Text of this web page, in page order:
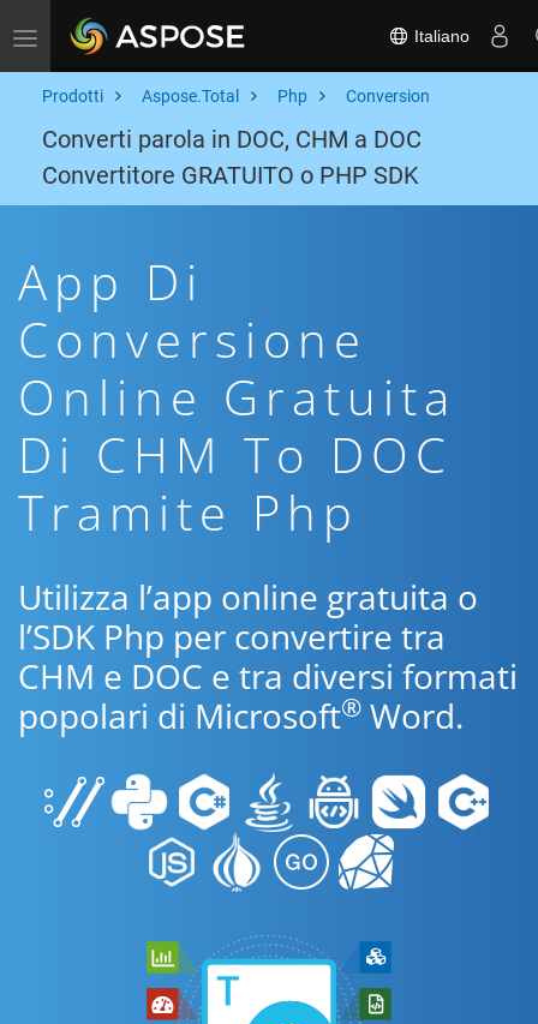
Toggle navigation Italiano
Prodotti Aspose.Total Php Conversion
Converti parola in DOC, CHM a DOC
Convertitore GRATUITO o PHP SDK
App Di
Conversione
Online Gratuita
Di CHM To DOC
Tramite Php
Utilizza l’app online gratuita o
l’SDK Php per convertire tra
CHM e DOC e tra diversi formati
popolari di Microsoft® Word.